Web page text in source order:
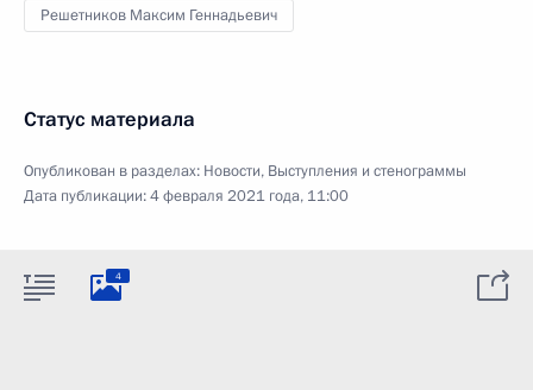
Решетников Максим Геннадьевич
Статус материала
Опубликован в разделах: Новости, Выступления и стенограммы
Дата публикации:4 февраля 2021 года, 11:00
4